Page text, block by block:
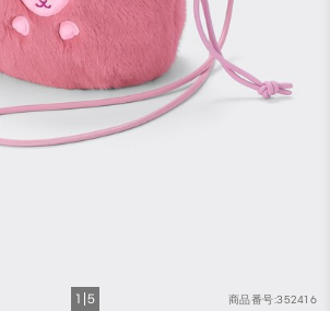
商品番号:352416
1 5